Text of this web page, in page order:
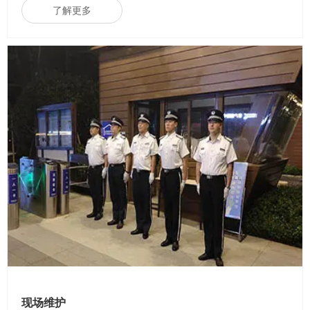
了解更多
现场维护